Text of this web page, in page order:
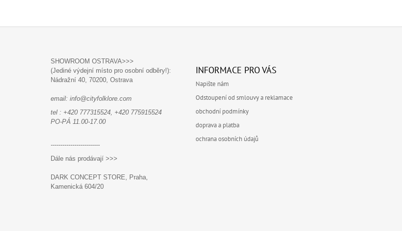
SHOWROOM OSTRAVA>>>
(Jediné výdejní místo pro osobní odběry!):
Nádražní 40, 70200, Ostrava
email: info@cityfolklore.com
tel : +420 777315524, +420 775915524
PO-PÁ 11.00-17.00
-------------------------
Dále nás prodávají >>>
DARK CONCEPT STORE, Praha,
Kamenická 604/20
INFORMACE PRO VÁS
Napište nám
Odstoupení od smlouvy a reklamace
obchodní podmínky
doprava a platba
ochrana osobních údajů